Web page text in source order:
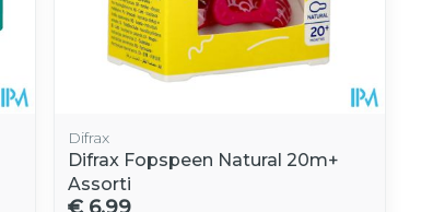
Difrax
Difrax Fopspeen Natural 20m+
Assorti